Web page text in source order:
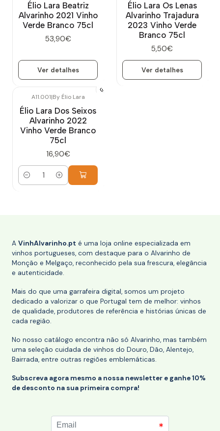
Élio Lara Beatriz
Alvarinho 2021 Vinho
Verde Branco 75cl
53,90€
Ver detalhes
Élio Lara Os Lenas
Alvarinho Trajadura
2023 Vinho Verde
Branco 75cl
5,50€
Ver detalhes
A11.001|By Élio Lara
Élio Lara Dos Seixos
Alvarinho 2022
Vinho Verde Branco
75cl
16,90€
Quantidade
A VinhAlvarinho.pt é uma loja online especializada em
vinhos portugueses, com destaque para o Alvarinho de
Monção e Melgaço, reconhecido pela sua frescura, elegância
e autenticidade.
Mais do que uma garrafeira digital, somos um projeto
dedicado a valorizar o que Portugal tem de melhor: vinhos
de qualidade, produtores de referência e histórias únicas de
cada região.
No nosso catálogo encontra não só Alvarinho, mas também
uma seleção cuidada de vinhos do Douro, Dão, Alentejo,
Bairrada, entre outras regiões emblemáticas.
Subscreva agora mesmo a nossa newsletter e ganhe 10%
de desconto na sua primeira compra!